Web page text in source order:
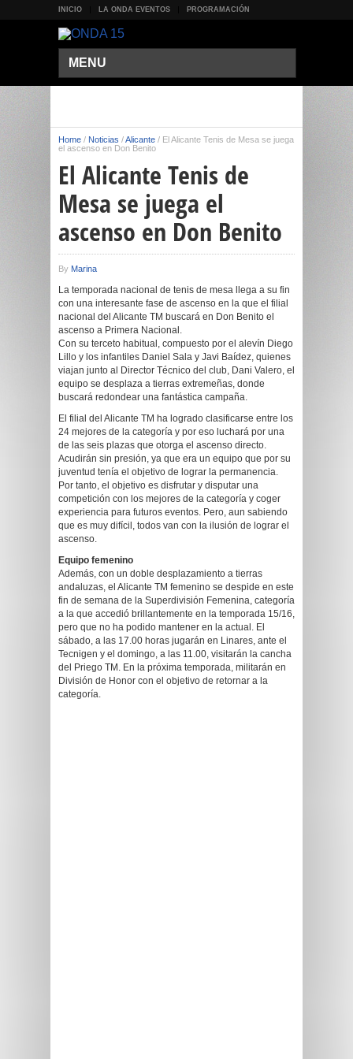
INICIO LA ONDA EVENTOS PROGRAMACIÓN
MENU
Home / Noticias /Alicante / El Alicante Tenis de Mesa se juega
el ascenso en Don Benito
El Alicante Tenis de
Mesa se juega el
ascenso en Don Benito
By Marina
La temporada nacional de tenis de mesa llega a su fin
con una interesante fase de ascenso en la que el filial
nacional del Alicante TM buscará en Don Benito el
ascenso a Primera Nacional.
Con su terceto habitual, compuesto por el alevín Diego
Lillo y los infantiles Daniel Sala y Javi Baídez, quienes
viajan junto al Director Técnico del club, Dani Valero, el
equipo se desplaza a tierras extremeñas, donde
buscará redondear una fantástica campaña.
El filial del Alicante TM ha logrado clasificarse entre los
24 mejores de la categoría y por eso luchará por una
de las seis plazas que otorga el ascenso directo.
Acudirán sin presión, ya que era un equipo que por su
juventud tenía el objetivo de lograr la permanencia.
Por tanto, el objetivo es disfrutar y disputar una
competición con los mejores de la categoría y coger
experiencia para futuros eventos. Pero, aun sabiendo
que es muy difícil, todos van con la ilusión de lograr el
ascenso.
Equipo femenino
Además, con un doble desplazamiento a tierras
andaluzas, el Alicante TM femenino se despide en este
fin de semana de la Superdivisión Femenina, categoría
a la que accedió brillantemente en la temporada 15/16,
pero que no ha podido mantener en la actual. El
sábado, a las 17.00 horas jugarán en Linares, ante el
Tecnigen y el domingo, a las 11.00, visitarán la cancha
del Priego TM. En la próxima temporada, militarán en
División de Honor con el objetivo de retornar a la
categoría.